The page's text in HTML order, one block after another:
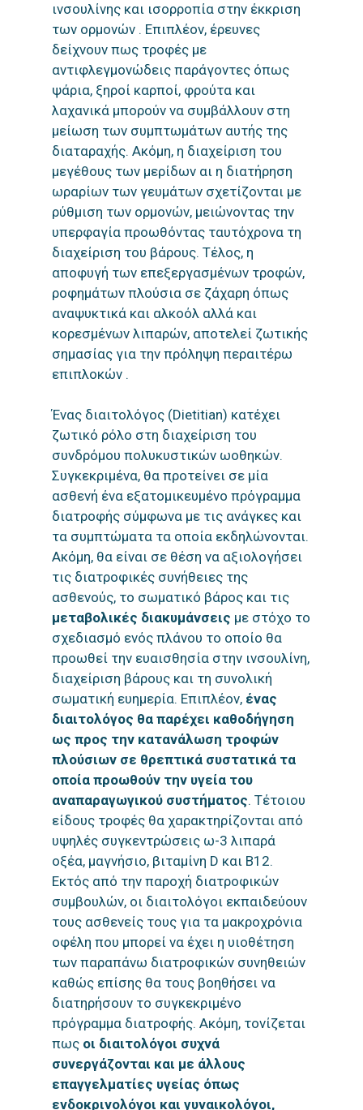
ινσουλίνης και ισορροπία στην έκκριση
των ορμονών . Επιπλέον, έρευνες
δείχνουν πως τροφές με
αντιφλεγμονώδεις παράγοντες όπως
ψάρια, ξηροί καρποί, φρούτα και
λαχανικά μπορούν να συμβάλλουν στη
μείωση των συμπτωμάτων αυτής της
διαταραχής. Ακόμη, η διαχείριση του
μεγέθους των μερίδων αι η διατήρηση
ωραρίων των γευμάτων σχετίζονται με
ρύθμιση των ορμονών, μειώνοντας την
υπερφαγία προωθόντας ταυτόχρονα τη
διαχείριση του βάρους. Τέλος, η
αποφυγή των επεξεργασμένων τροφών,
ροφημάτων πλούσια σε ζάχαρη όπως
αναψυκτικά και αλκοόλ αλλά και
κορεσμένων λιπαρών, αποτελεί ζωτικής
σημασίας για την πρόληψη περαιτέρω
επιπλοκών .
Ένας διαιτολόγος (Dietitian) κατέχει
ζωτικό ρόλο στη διαχείριση του
συνδρόμου πολυκυστικών ωοθηκών.
Συγκεκριμένα, θα προτείνει σε μία
ασθενή ένα εξατομικευμένο πρόγραμμα
διατροφής σύμφωνα με τις ανάγκες και
τα συμπτώματα τα οποία εκδηλώνονται.
Ακόμη, θα είναι σε θέση να αξιολογήσει
τις διατροφικές συνήθειες της
ασθενούς, το σωματικό βάρος και τις
μεταβολικές διακυμάνσεις με στόχο το
σχεδιασμό ενός πλάνου το οποίο θα
προωθεί την ευαισθησία στην ινσουλίνη,
διαχείριση βάρους και τη συνολική
σωματική ευημερία. Επιπλέον, ένας
διαιτολόγος θα παρέχει καθοδήγηση
ως προς την κατανάλωση τροφών
πλούσιων σε θρεπτικά συστατικά τα
οποία προωθούν την υγεία του
αναπαραγωγικού συστήματος. Τέτοιου
είδους τροφές θα χαρακτηρίζονται από
υψηλές συγκεντρώσεις ω-3 λιπαρά
οξέα, μαγνήσιο, βιταμίνη D και B12.
Εκτός από την παροχή διατροφικών
συμβουλών, οι διαιτολόγοι εκπαιδεύουν
τους ασθενείς τους για τα μακροχρόνια
οφέλη που μπορεί να έχει η υιοθέτηση
των παραπάνω διατροφικών συνηθειών
καθώς επίσης θα τους βοηθήσει να
διατηρήσουν το συγκεκριμένο
πρόγραμμα διατροφής. Ακόμη, τονίζεται
πως οι διαιτολόγοι συχνά
συνεργάζονται και με άλλους
επαγγελματίες υγείας όπως
ενδοκρινολόγοι και γυναικολόγοι,